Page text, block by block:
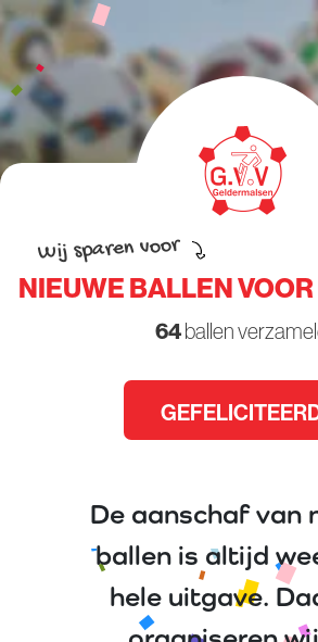
Wij sparen voor
NIEUWE BALLEN
64ballen
De aanschaf van
ballen is altijd
hele uitgave.